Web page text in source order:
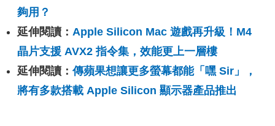
夠用？
延伸閱讀： Apple Silicon Mac 遊戲再升級！M4
晶片支援 AVX2 指令集，效能更上一層樓
延伸閱讀：傳蘋果想讓更多螢幕都能「嘿 Sir」，
將有多款搭載 Apple Silicon 顯示器產品推出